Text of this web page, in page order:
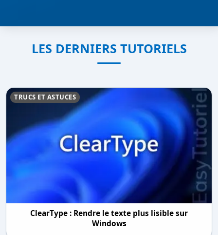
LES DERNIERS TUTORIELS
TRUCS ET ASTUCES
ClearType : Rendre le texte plus lisible sur
Windows